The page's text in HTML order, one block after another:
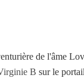
de l'âme
B sur le